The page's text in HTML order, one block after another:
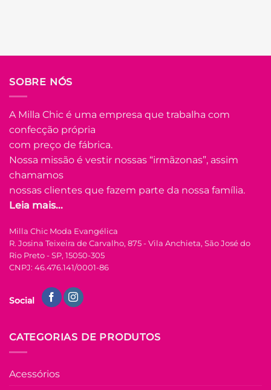
SOBRE NÓS
A Milla Chic é uma empresa que trabalha com
confecção própria
com preço de fábrica.
Nossa missão é vestir nossas “irmãzonas”, assim
chamamos
nossas clientes que fazem parte da nossa família.
Leia mais...
Milla Chic Moda Evangélica
R. Josina Teixeira de Carvalho, 875 - Vila Anchieta, São José do
Rio Preto - SP, 15050-305
CNPJ: 46.476.141/0001-86
Social
CATEGORIAS DE PRODUTOS
Acessórios